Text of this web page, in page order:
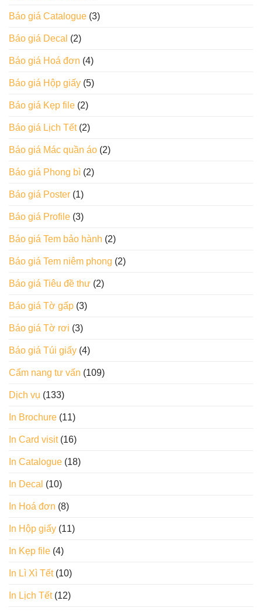
Báo giá Catalogue (3)
Báo giá Decal (2)
Báo giá Hoá đơn (4)
Báo giá Hộp giấy (5)
Báo giá Kẹp file (2)
Báo giá Lịch Tết(2)
Báo giá Mác quần áo (2)
Báo giá Phong bì (2)
Báo giá Poster (1)
Báo giá Profile (3)
Báo giá Tem bảo hành (2)
Báo giá Tem niêm phong (2)
Báo giá Tiêu đề thư (2)
Báo giá Tờ gấp (3)
Báo giá Tờ rơi (3)
Báo giá Túi giấy (4)
Cẩm nang tư vấn (109)
Dịch vụ (133)
In Brochure (11)
In Card visit(16)
In Catalogue (18)
In Decal (10)
In Hoá đơn (8)
In Hộp giấy (11)
In Kẹp file (4)
In Lì Xì Tết(10)
In Lịch Tết(12)